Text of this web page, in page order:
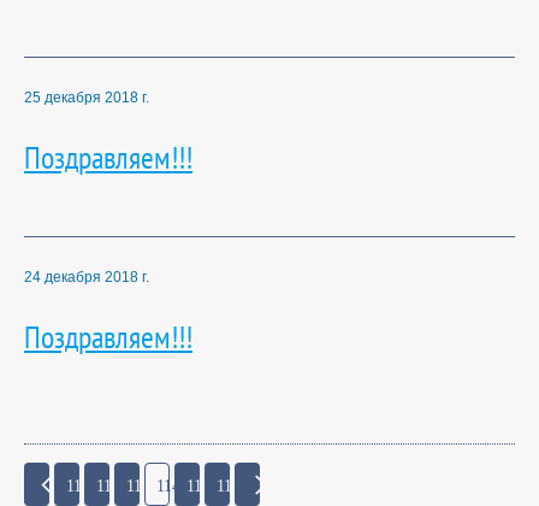
25 декабря 2018 г.
Поздравляем!!!
24 декабря 2018 г.
Поздравляем!!!
111 112 113 114 115 116